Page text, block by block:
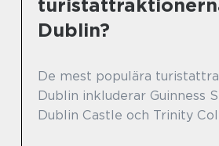
Dublin?
De mest populära
Dublin inkluderar Guinness
Dublin Castle och Trinity